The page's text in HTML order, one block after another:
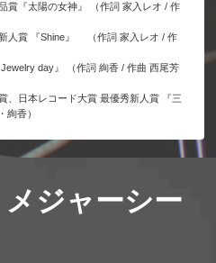
賞『太陽の女神』 （作詞 家入レオ / 作
人賞 『Shine』 （作詞 家入レオ / 作
day』 （作詞 絢香 / 作曲 西尾芳
、日本レコード大賞 最優秀新人賞 『三
絢香）
ジャーシー